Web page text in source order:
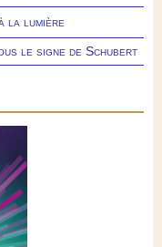
la lumière
le signe de Schubert